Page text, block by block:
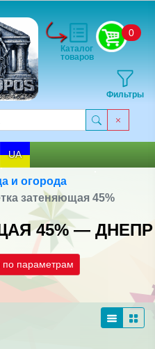
0
Фильтры
Каталог
товаров
UA
и огорода
затеняющая 45%
45% — ДНЕПР
по параметрам